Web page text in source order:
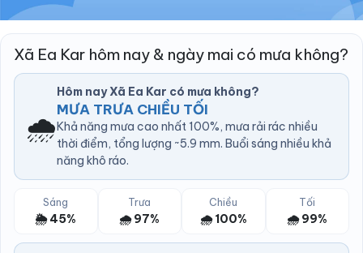
Xã Ea Kar hôm nay & ngày mai có mưa không?
🌧️
Hôm nay Xã Ea Kar có mưa không?
MƯA TRƯA CHIỀU TỐI
Khả năng mưa cao nhất 100%, mưa rải rác nhiều
thời điểm, tổng lượng ~5.9 mm. Buổi sáng nhiều khả
năng khô ráo.
Sáng
🌦️ 45%
Trưa
🌧️ 97%
Chiều
🌧️ 100%
Tối
🌧️ 99%